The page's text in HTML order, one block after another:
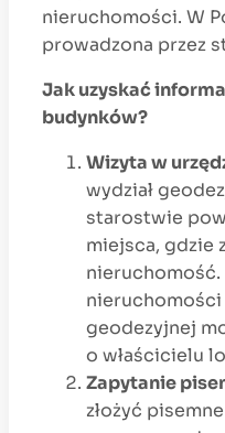
nieruchomości. W
prowadzona przez
Jak uzyskać
budynków?
Wizyta w
wydział
starostwie
miejsca, gdzie
nieruchomości
geodezyjnej
o właścicielu
Zapytanie
złożyć